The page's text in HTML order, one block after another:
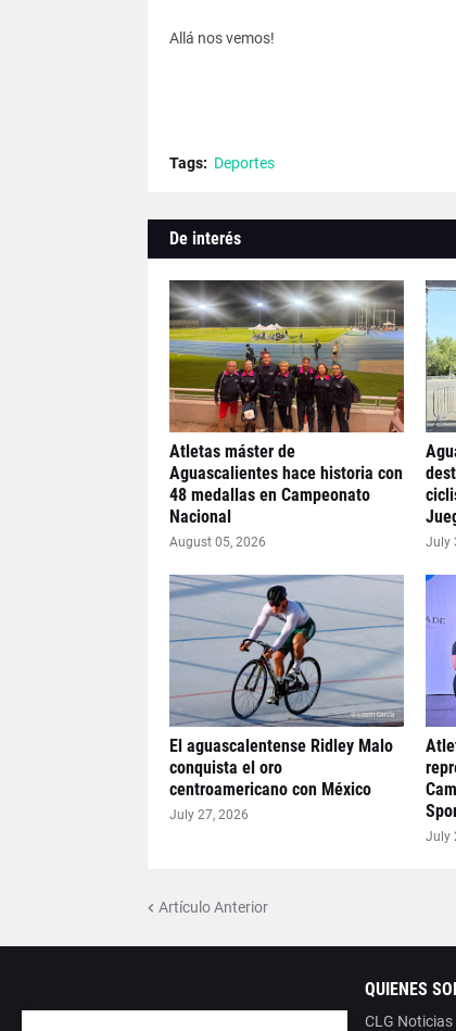
Allá nos vemos!
Tags: Deportes
De interés
Atletas máster de
Aguascalientes hace historia con
48 medallas en Campeonato
Nacional
August 05, 2026 July
El aguascalentense Ridley Malo
conquista el oro
centroamericano con México
July 27, 2026
July
Artículo Anterior
QUIENES
CLG Noticias